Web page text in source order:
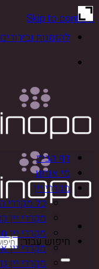
Skip to content
להזמנות ובירורים
חיפוש עבור:
דף הבית
מי אנחנו
מקררי יין
כל מקררי
מקררי יין
מקררי יין
מקררי יין
מקררי יין